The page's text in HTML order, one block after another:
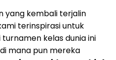
yang kembali terjalin
terinspirasi untuk
kelas dunia ini
mana pun mereka